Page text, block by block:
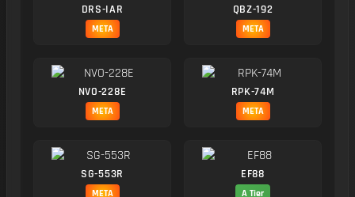
DRS-IAR
META
QBZ-192
META
NVO-228E
META
RPK-74M
META
SG-553R
META
EF88
A Tier